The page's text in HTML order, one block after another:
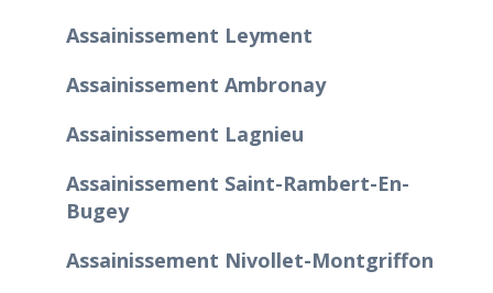
Assainissement Leyment
Assainissement Ambronay
Assainissement Lagnieu
Assainissement Saint-Rambert-En-
Bugey
Assainissement Nivollet-Montgriffon